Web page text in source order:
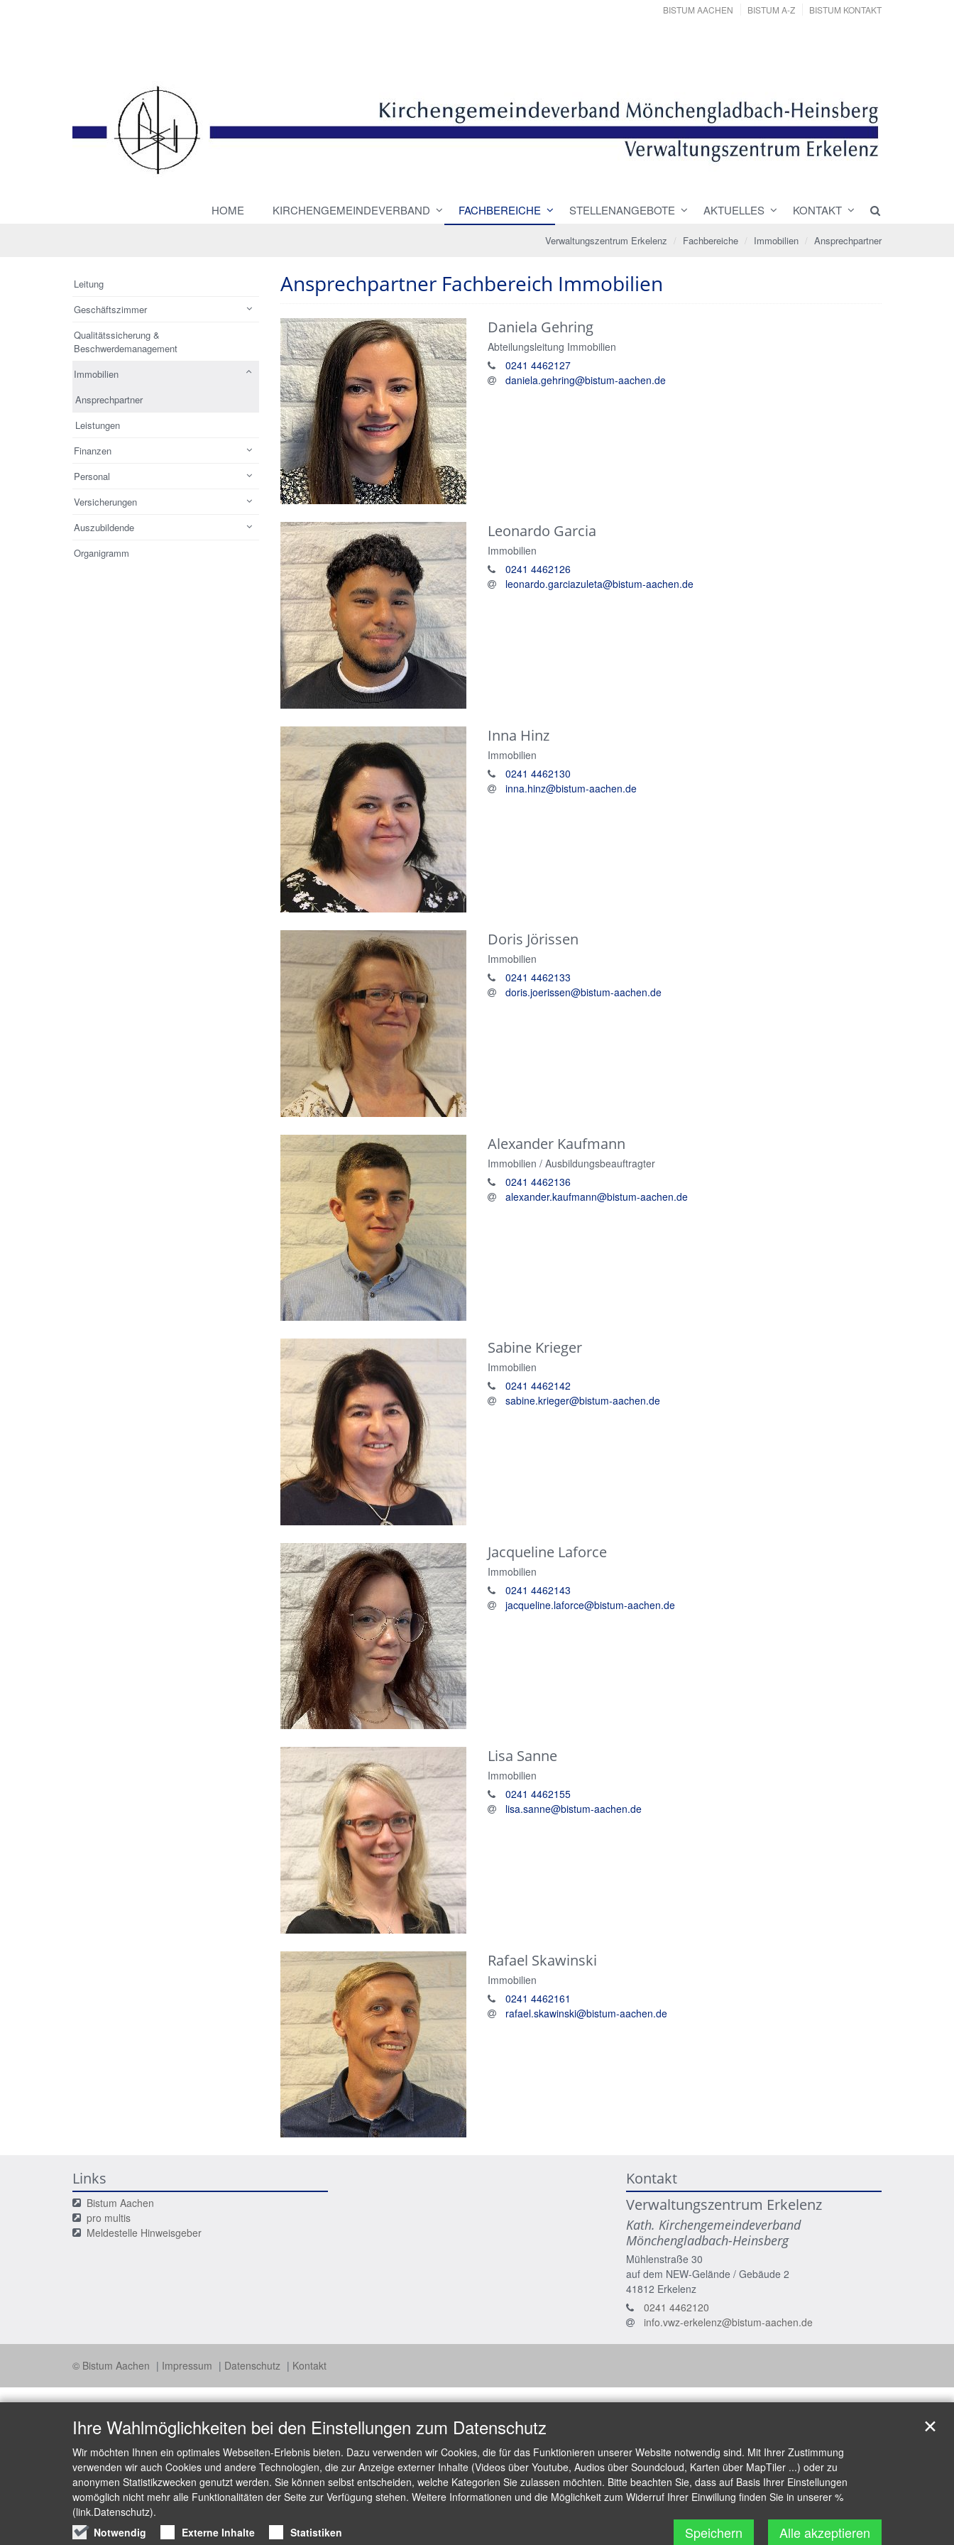
BISTUM AACHEN BISTUM A-Z BISTUM KONTAKT
HOME KIRCHENGEMEINDEVERBAND FACHBEREICHE STELLENANGEBOTE AKTUELLES KONTAKT
Verwaltungszentrum Erkelenz Fachbereiche Immobilien Ansprechpartner
Ansprechpartner Fachbereich Immobilien
Daniela Gehring
Abteilungsleitung Immobilien
0241 4462127
daniela.gehring@bistum-aachen.de
Leonardo Garcia
Immobilien
0241 4462126
leonardo.garciazuleta@bistum-aachen.de
Inna Hinz
Immobilien
0241 4462130
inna.hinz@bistum-aachen.de
Doris Jörissen
Immobilien
0241 4462133
doris.joerissen@bistum-aachen.de
Alexander Kaufmann
Immobilien / Ausbildungsbeauftragter
0241 4462136
alexander.kaufmann@bistum-aachen.de
Sabine Krieger
Immobilien
0241 4462142
sabine.krieger@bistum-aachen.de
Jacqueline Laforce
Immobilien
0241 4462143
jacqueline.laforce@bistum-aachen.de
Lisa Sanne
Immobilien
0241 4462155
lisa.sanne@bistum-aachen.de
Rafael Skawinski
Immobilien
0241 4462161
rafael.skawinski@bistum-aachen.de
Leitung
Geschäftszimmer
Qualitätssicherung &
Beschwerdemanagement
Immobilien
Ansprechpartner
Leistungen
Finanzen
Personal
Versicherungen
Auszubildende
Organigramm
Links
Bistum Aachen
pro multis
Meldestelle Hinweisgeber
Kontakt
Verwaltungszentrum Erkelenz
Kath. Kirchengemeindeverband
Mönchengladbach-Heinsberg
Mühlenstraße 30
auf dem NEW-Gelände / Gebäude 2
41812 Erkelenz
0241 4462120
info.vwz-erkelenz@bistum-aachen.de
© Bistum Aachen Impressum Datenschutz Kontakt
Ihre Wahlmöglichkeiten bei den Einstellungen zum Datenschutz
Wir möchten Ihnen ein optimales Webseiten-Erlebnis bieten. Dazu verwenden wir Cookies, die für das Funktionieren unserer Website notwendig sind. Mit Ihrer Zustimmung
verwenden wir auch Cookies und andere Technologien, die zur Anzeige externer Inhalte (Videos über Youtube, Audios über Soundcloud, Karten über MapTiler ...) oder zu
anonymen Statistikzwecken genutzt werden. Sie können selbst entscheiden, welche Kategorien Sie zulassen möchten. Bitte beachten Sie, dass auf Basis Ihrer Einstellungen
womöglich nicht mehr alle Funktionalitäten der Seite zur Verfügung stehen. Weitere Informationen und die Möglichkeit zum Widerruf Ihrer Einwillung finden Sie in unserer %
(link.Datenschutz).
Notwendig
Externe Inhalte Statistiken Speichern Alle akzeptieren
✕